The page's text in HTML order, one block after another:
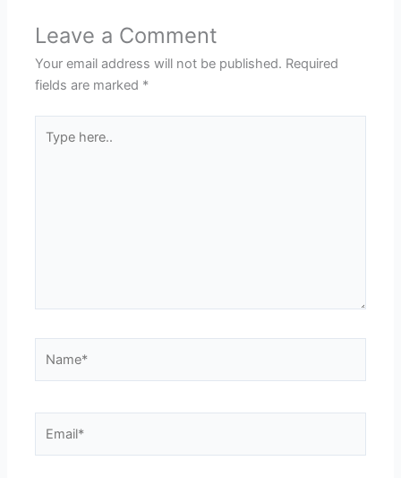
Leave a Comment
Your email address will not be published. Required
fields are marked *
here..